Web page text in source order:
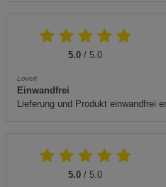
5.0 / 5.0
Loveit
Einwandfrei
Lieferung und Produkt einwandfrei
5.0 / 5.0